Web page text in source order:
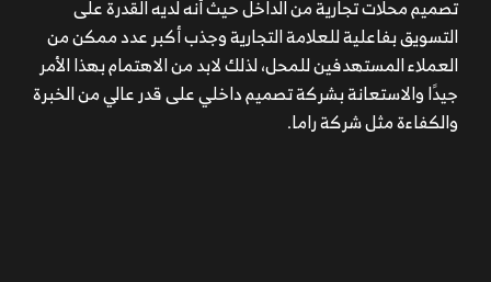
تصميم محلات تجارية من الداخل حيث أنه لديه القدرة على
التسويق بفاعلية للعلامة التجارية وجذب أكبر عدد ممكن من
العملاء المستهدفين للمحل، لذلك لابد من الاهتمام بهذا الأمر
جيدََا والاستعانة بشركة تصميم داخلي على قدر عالي من الخبرة
والكفاءة مثل شركة راما.